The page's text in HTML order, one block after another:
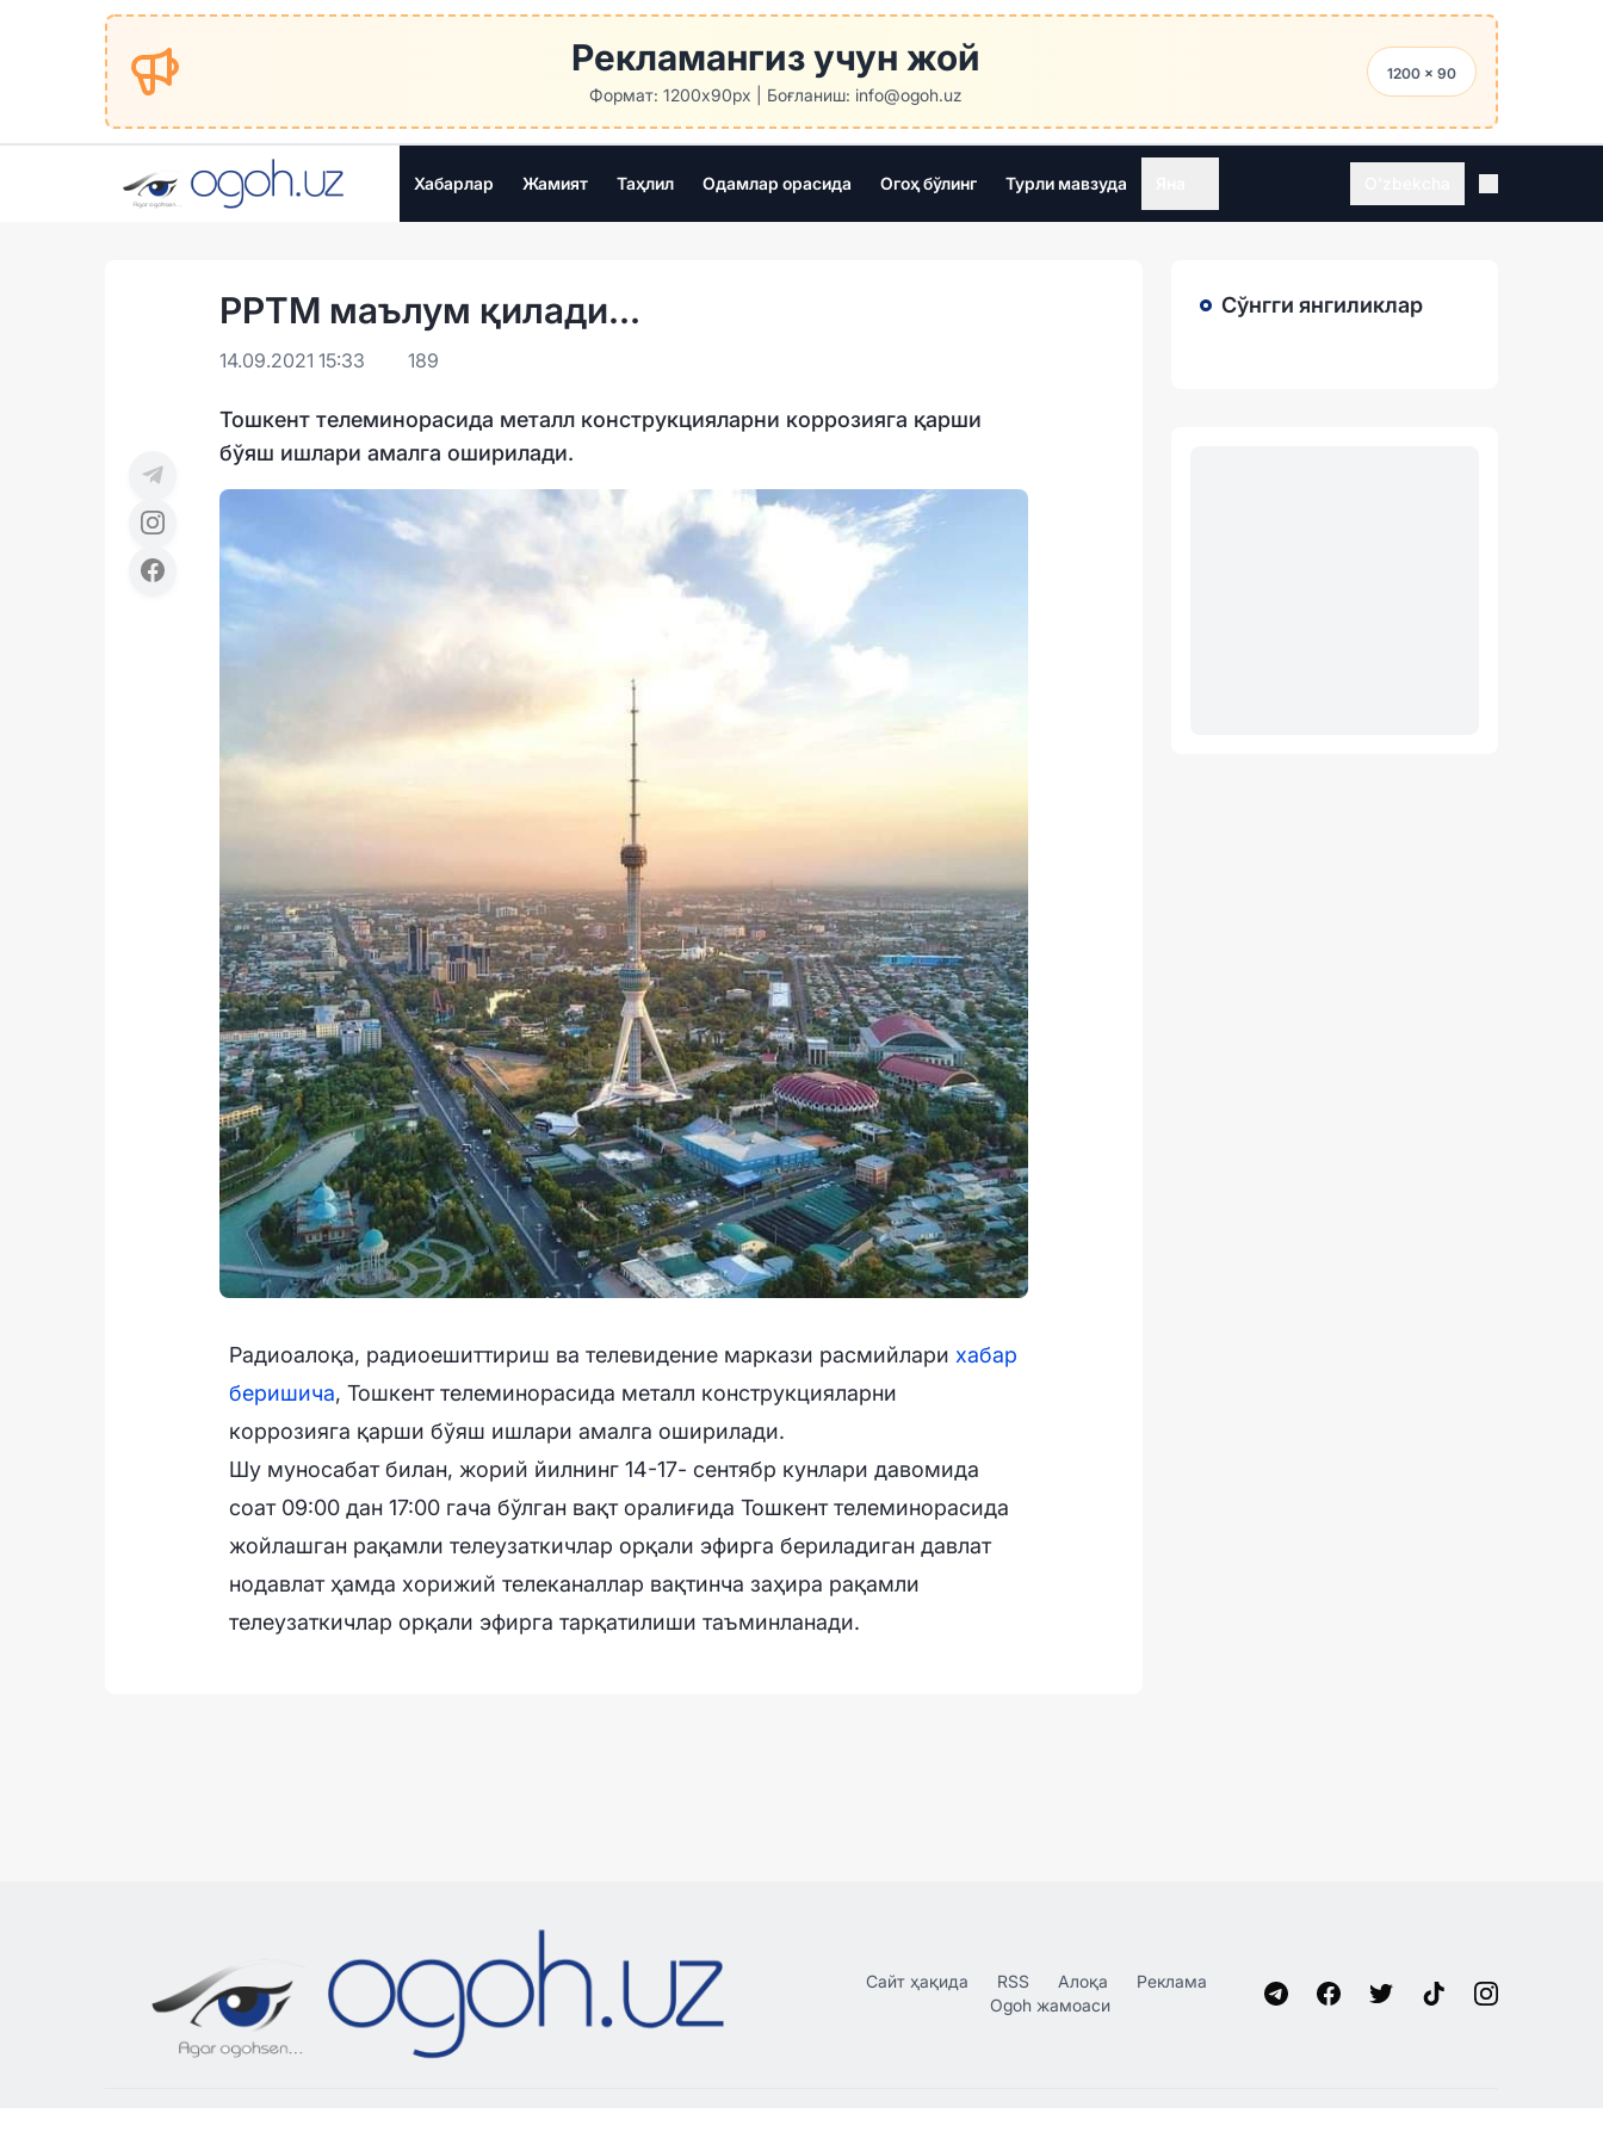
Рекламангиз учун жой
Формат: 1200x90px | Боғланиш: info@ogoh.uz
1200 × 90
Хабарлар Жамият Таҳлил Одамлар орасида Огоҳ бўлинг Турли мавзуда
РРТМ маълум қилади…
14.09.2021 15:33 189
Тошкент телеминорасида металл конструкцияларни коррозияга қарши
бўяш ишлари амалга оширилади.
Радиоалоқа, радиоешиттириш ва телевидение маркази расмийлари хабар
беришича, Тошкент телеминорасида металл конструкцияларни
коррозияга қарши бўяш ишлари амалга оширилади.
Шу муносабат билан, жорий йилнинг 14-17- сентябр кунлари давомида
соат 09:00 дан 17:00 гача бўлган вақт оралиғида Тошкент телеминорасида
жойлашган рақамли телеузаткичлар орқали эфирга бериладиган давлат
нодавлат ҳамда хорижий телеканаллар вақтинча заҳира рақамли
телеузаткичлар орқали эфирга тарқатилиши таъминланади.
Сўнгги янгиликлар
Сайт ҳақида RSS Алоқа
Реклама
Ogoh жамоаси